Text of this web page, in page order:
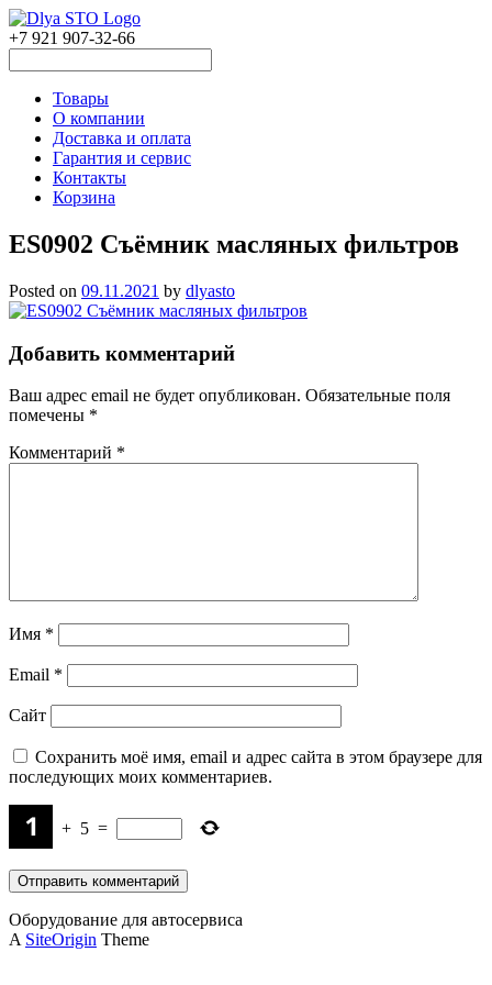
+7 921 907-32-66
Товары
О компании
Доставка и оплата
Гарантия и сервис
Контакты
Корзина
ES0902 Съёмник масляных фильтров
Posted on 09.11.2021 by dlyasto
Добавить комментарий
Ваш адрес email не будет опубликован. Обязательные поля
помечены *
Комментарий *
Имя *
Email *
Сайт
Сохранить моё имя, email и адрес сайта в этом браузере для
последующих моих комментариев.
+ 5 =
Оборудование для автосервиса
A SiteOrigin Theme